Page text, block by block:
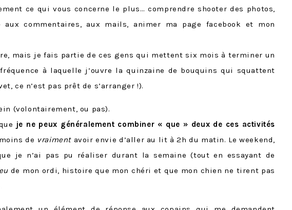
ce qui vous concerne le plus… comprendre shooter des photos,
aux commentaires, aux mails, animer ma page facebook et mon
mais je fais partie de ces gens qui mettent six mois à terminer un
à laquelle j’ouvre la quinzaine de bouquins qui squattent
ce n’est pas prêt de s’arranger !).
(volontairement, ou pas).
je ne peux généralement combiner « que » deux de ces activités
de vraimentavoir envie d’aller au lit à 2h du matin. Le weekend,
je n’ai pas pu réaliser durant la semaine (tout en essayant de
de mon ordi, histoire que mon chéri et que mon chien ne tirent pas